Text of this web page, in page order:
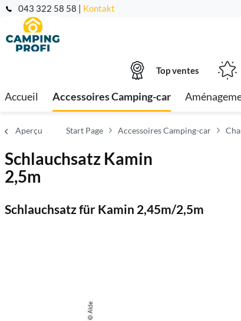
043 322 58 58 | Kontakt
Top ventes
Accueil Accessoires Camping-car
Aperçu Start Page Accessoires Camping-car
Schlauchsatz Kamin
2,5m
Schlauchsatz für Kamin 2,45m/2,5m